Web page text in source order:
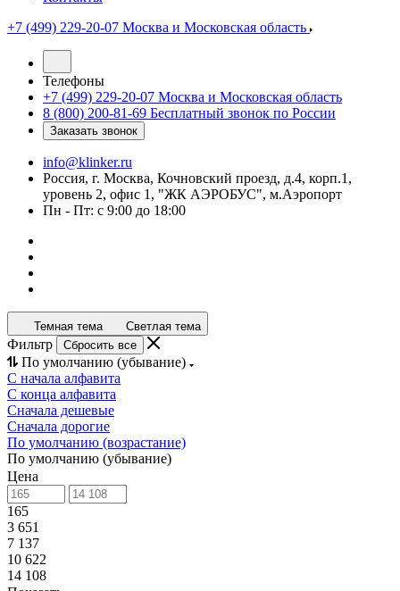
+7 (499) 229-20-07 Москва и Московская область
Телефоны
+7 (499) 229-20-07 Москва и Московская область
8 (800) 200-81-69 Бесплатный звонок по России
Заказать звонок
info@klinker.ru
Россия, г. Москва, Кочновский проезд, д.4, корп.1,
уровень 2, офис 1, "ЖК АЭРОБУС", м.Аэропорт
Пн - Пт: с 9:00 до 18:00
Темная тема Светлая тема
Фильтр Сбросить все
По умолчанию (убывание)
С начала алфавита
С конца алфавита
Сначала дешевые
Сначала дорогие
По умолчанию (возрастание)
По умолчанию (убывание)
Цена
165
3 651
7 137
10 622
14 108